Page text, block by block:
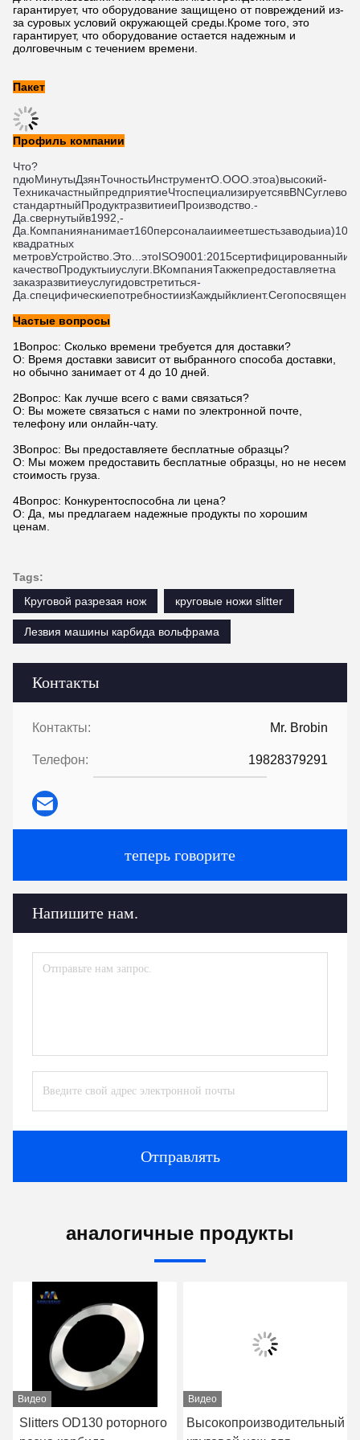
Контакты
Контакты: Mr. Brobin
Телефон: 19828379291
теперь говорите
Напишите нам.
Отправлять
гарантирует, что оборудование защищено от повреждений из-
за суровых условий окружающей среды.Кроме того, это
гарантирует, что оборудование остается надежным и
долговечным с течением времени.
Пакет
Профиль компании
Что?
nдюМинутыДзянТочностьИнструментО ООО этоа)высокий-
ТехникачастныйпредприятиеЧтоспециализируетсявВNC
стандартныйПродуктразвитиеиПроизводство -
Да. свернутыйв1992 -
Да. Компаниянанимает160персоналаиимеетшестьзаводыиа)
квадратных
метровУстройство Это... этоISO9001 :2015сертифицированныйи
качествоПродуктыиуслуги ВКомпанияТакжепредоставляетна
заказразвитиеуслугидовстретиться-
Да. специфическиепотребностиизКаждыйклиент.Сегопосвящение
Частые вопросы
1Вопрос: Сколько времени требуется для доставки?
О: Время доставки зависит от выбранного способа доставки,
но обычно занимает от 4 до 10 дней.
2Вопрос: Как лучше всего с вами связаться?
О: Вы можете связаться с нами по электронной почте,
телефону или онлайн-чату.
3Вопрос: Вы предоставляете бесплатные образцы?
О: Мы можем предоставить бесплатные образцы, но не несем
стоимость груза.
4Вопрос: Конкурентоспособна ли цена?
О: Да, мы предлагаем надежные продукты по хорошим
ценам.
Tags:
Круговой разрезая нож
круговые ножи slitter
Лезвия машины карбида вольфрама
аналогичные продукты
Видео
Slitters OD130 роторного
Видео
Высокопроизводительный